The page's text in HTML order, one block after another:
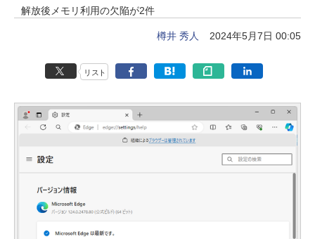
解放後メモリ利用の欠陥が2件
樽井 秀人 2024年5月7日 00:05
リスト